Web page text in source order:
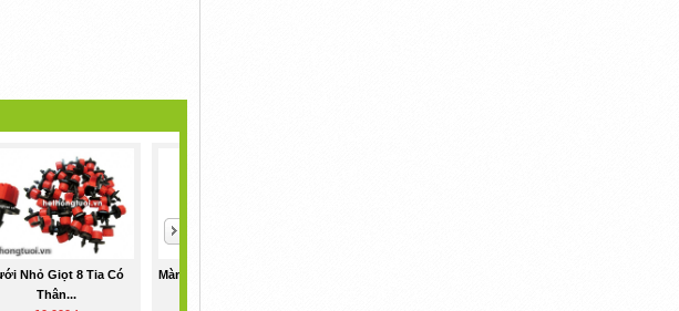
Nhỏ Giọt 8 Tia Có
Thân...
Màng Nhà Kính Politiv,nhà